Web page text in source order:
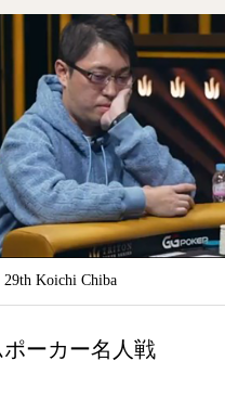
29th Koichi Chiba
ーカー名人戦